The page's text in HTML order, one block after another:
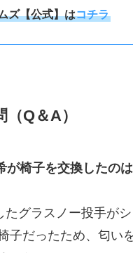
ズ【公式】はコチラ
Q＆A）
が椅子を交換したの
たグラスノー投手が
子だったため、匂い